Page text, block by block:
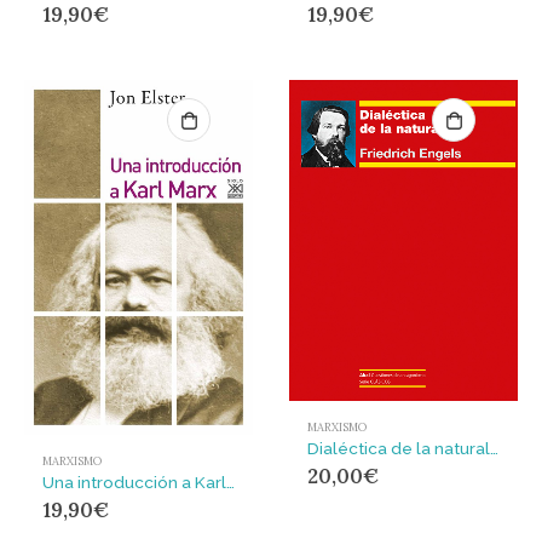
19,90€ 19,90€
MARXISMO
19,90€
MARXISMO
20,00€